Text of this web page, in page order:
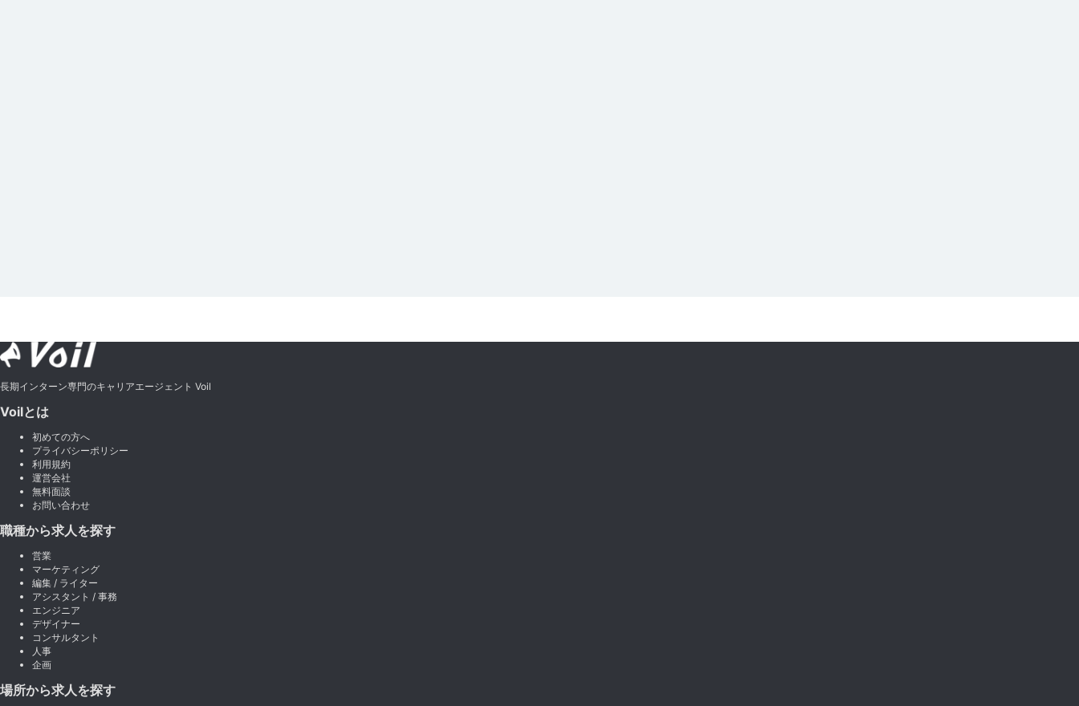
長期インターン専門のキャリアエージェント Voil
Voilとは
初めての方へ
プライバシーポリシー
利用規約
運営会社
無料面談
お問い合わせ
職種から求人を探す
営業
マーケティング
編集 / ライター
アシスタント / 事務
エンジニア
デザイナー
コンサルタント
人事
企画
場所から求人を探す